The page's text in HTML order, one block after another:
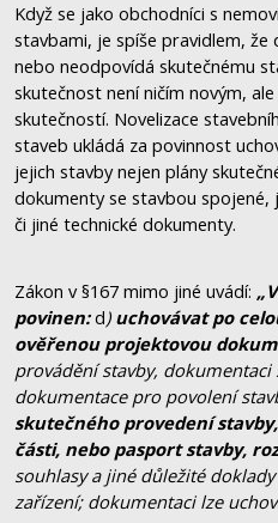
Když se jako obchodníci s
stavbami, je spíše pravidlem, že
nebo neodpovídá skutečnému
skutečnost není ničím novým,
skutečností. Novelizace
staveb ukládá za povinnost
jejich stavby nejen plány
dokumenty se stavbou
či jiné technické dokumenty.
Zákon v §167 mimo jiné uvádí:
povinen:d) uchovávat po
ověřenou projektovou
provádění stavby,
dokumentace pro povolení
skutečného provedení
části, nebo pasport stavby,
souhlasy a jiné důležité
zařízení; dokumentaci lze